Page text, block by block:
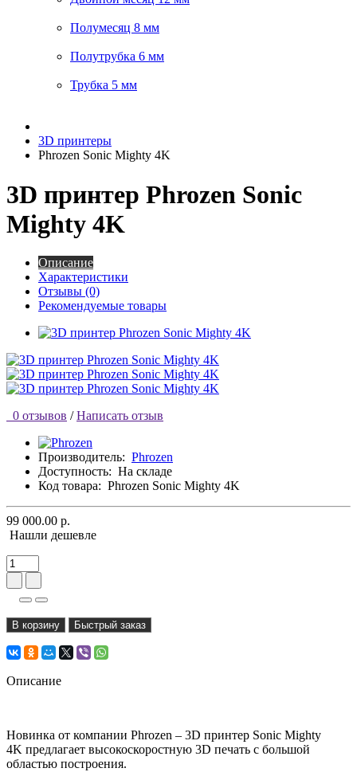
Полумесяц 8 мм
Полутрубка 6 мм
Трубка 5 мм
3D принтеры
Phrozen Sonic Mighty 4K
3D принтер Phrozen Sonic
Mighty 4K
Описание
Характеристики
Отзывы (0)
Рекомендуемые товары
0 отзывов / Написать отзыв
Производитель: Phrozen
Доступность: На складе
Код товара: Phrozen Sonic Mighty 4K
99 000.00 р.
Нашли дешевле
В корзину Быстрый заказ
Описание
Новинка от компании Phrozen – 3D принтер Sonic Mighty
4K предлагает высокоскоростную 3D печать с большой
областью построения.